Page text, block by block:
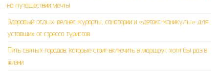
на путешествии мечты
Здоровый отдых: велнес-курорты, санатории и «детокс-каникулы» для
уставших от стресса туристов
Пять святых городов, которые стоит включить в маршрут хотя бы раз в
жизни